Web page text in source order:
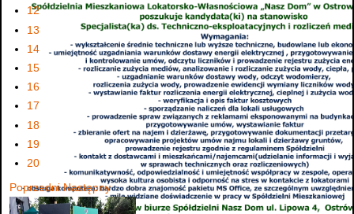
12
13
14
15
16
17
18
19
20
Poprzedni Następny